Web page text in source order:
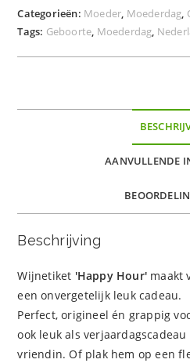
Categorieën: Moeder, Moederdag,
Tags: Geboorte, Moederdag,
AANVULLENDE
Beschrijving
Wijnetiket 'Happy Hour' maakt
een onvergetelijk leuk cadeau.
Perfect, origineel én grappig
ook leuk als
vriendin. Of plak hem op een